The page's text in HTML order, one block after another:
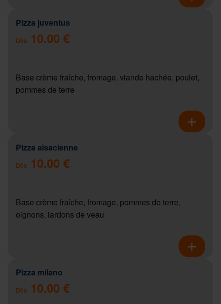
Pizza juventus
Dès 10.00 €
Base crème fraîche, fromage, viande hachée, poulet,
pommes de terre
Pizza alsacienne
Dès 10.00 €
Base crème fraîche, fromage, pommes de terre,
oignons, lardons de veau
Pizza milano
Dès 10.00 €